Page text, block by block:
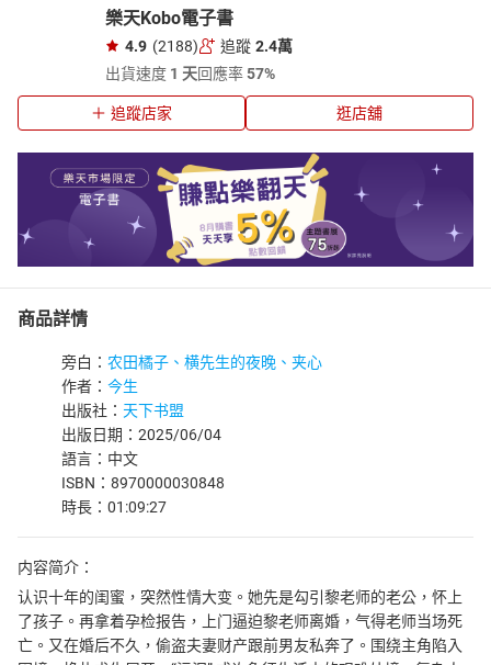
樂天Kobo電子書
4.9 (2188) 追蹤 2.4萬
出貨速度 1 天回應率57%
追蹤店家 逛店舖
商品詳情
旁白： 农田橘子、横先生的夜晚、夹心
作者： 今生
出版社： 天下书盟
出版日期：2025/06/04
語言：中文
ISBN：8970000030848
時長：01:09:27
内容简介：
认识十年的闺蜜，突然性情大变。她先是勾引黎老师的老公，怀上
了孩子。再拿着孕检报告，上门逼迫黎老师离婚，气得老师当场死
亡。又在婚后不久，偷盗夫妻财产跟前男友私奔了。围绕主角陷入